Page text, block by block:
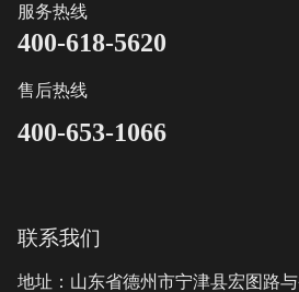
服务热线
400-618-5620
售后热线
400-653-1066
联系我们
地址：山东省德州市宁津县宏图路